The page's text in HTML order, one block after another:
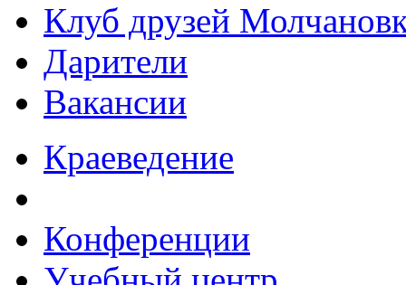
Клуб друзей
Дарители
Вакансии
Краеведение
Конференции